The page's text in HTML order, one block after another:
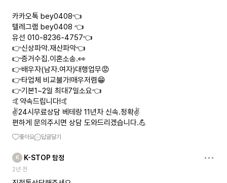
카카오톡 bey0408👈
텔레그램 bey0408 👈
유선 010-8236-4757👈
👉신상파악.재산파악👈
👉증거수집.이혼소송.👀
👉배우자(남자.여자)대행업무😡
👉타업체 비교불가!매우저렴😁
👉기본1~2일 최대7일소요👈
🤙약속드립니다!🤙
✌️24시무료상담 베테랑 11년차 신속.정확✌️
편하게 문의주시면 상담 도와드리겠습니다.💪
좋아요 답글달기
K K-STOP 탐정
2년 전